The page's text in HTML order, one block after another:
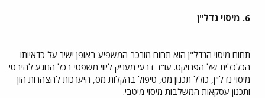
6. מיסוי נדל"ן
תחום מיסוי הנדל"ן הוא תחום מורכב המשפיע באופן ישיר על כדאיותו
הכלכלית של הפרויקט. עו"ד דרעי מעניק ליווי משפטי בכל הנוגע להיבטי
מיסוי נדל"ן, כולל תכנון מס, טיפול בהקלות מס, היערכות להצהרות הון
ותכנון עסקאות המשלבות מיסוי מיטבי.